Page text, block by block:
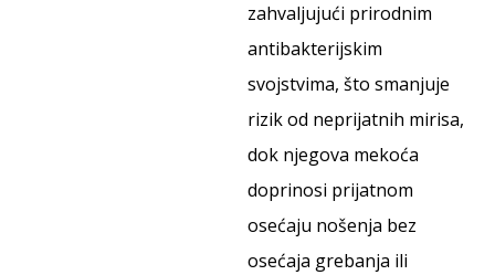
zahvaljujući prirodnim
antibakterijskim
svojstvima, što smanjuje
rizik od neprijatnih mirisa,
dok njegova mekoća
doprinosi prijatnom
osećaju nošenja bez
osećaja grebanja ili